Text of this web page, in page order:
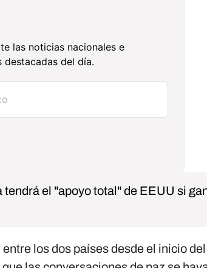
las noticias nacionales e
destacadas del día.
el "apoyo total" de EEUU si
los dos países desde el inicio